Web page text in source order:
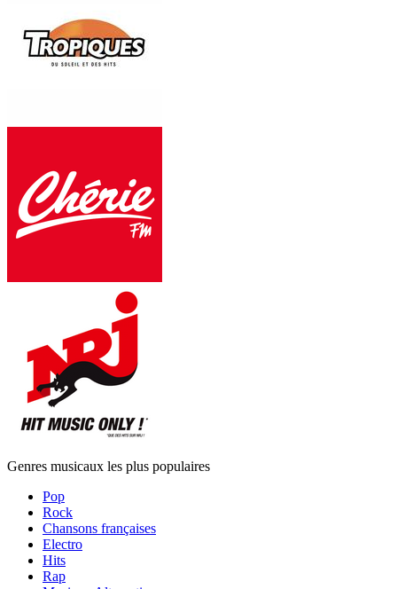
Genres musicaux les plus populaires
Pop
Rock
Chansons françaises
Electro
Hits
Rap